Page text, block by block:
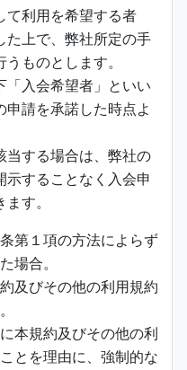
て利用を希望する者
た上で、弊社所定の手
ものとします。
「入会希望者」といい
申請を承諾した時点よ
当する場合は、弊社の
することなく入会申
す。
第１項の方法によらず
場合。
及びその他の利用規約
本規約及びその他の利
とを理由に、強制的な